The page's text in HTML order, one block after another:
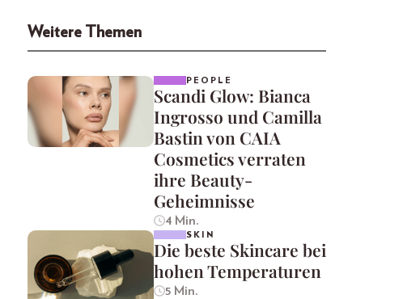
Weitere Themen
PEOPLE
Scandi Glow: Bianca
Ingrosso und Camilla
Bastin von CAIA
Cosmetics verraten
ihre Beauty-
Geheimnisse
4 Min.
SKIN
Die beste Skincare bei
hohen Temperaturen
5 Min.